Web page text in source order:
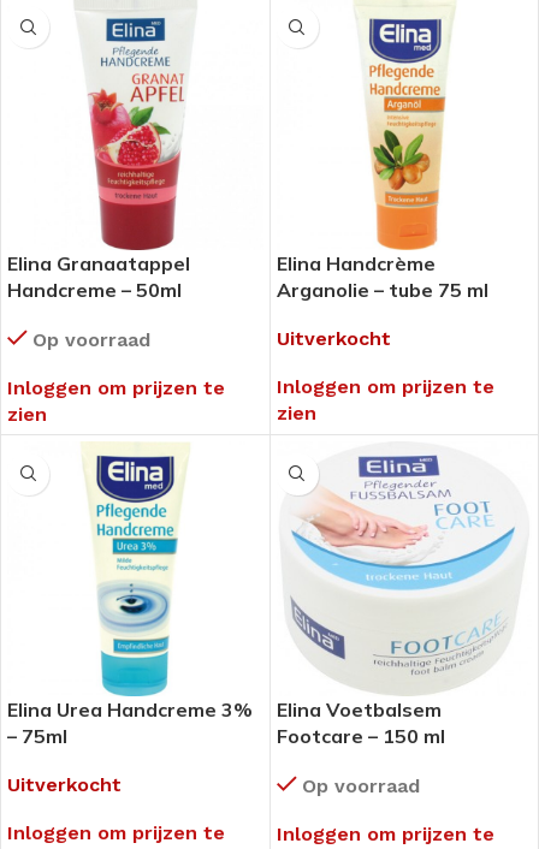
Elina Granaatappel
Handcreme – 50ml
Op voorraad
Inloggen om prijzen te
zien
Elina Handcrème
Arganolie – tube 75 ml
Uitverkocht
Inloggen om prijzen te
zien
Elina Urea Handcreme 3%
– 75ml
Uitverkocht
Inloggen om prijzen te
Elina Voetbalsem
Footcare – 150 ml
Op voorraad
Inloggen om prijzen te